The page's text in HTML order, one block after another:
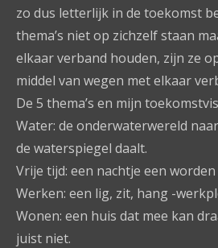
zo dus letterlijk in de toekomst
thema’s niet op zichzelf staan
elkaar verband houden, zijn ze
middel van wegen met elkaar
De 5 thema’s en mijn
Water: de onderwaterwereld
de waterspiegel daalt.
Vrije tijd: een nachtje een
Werken: een lig, zit, hang -
Wonen: een huis dat mee kan
juist niet.